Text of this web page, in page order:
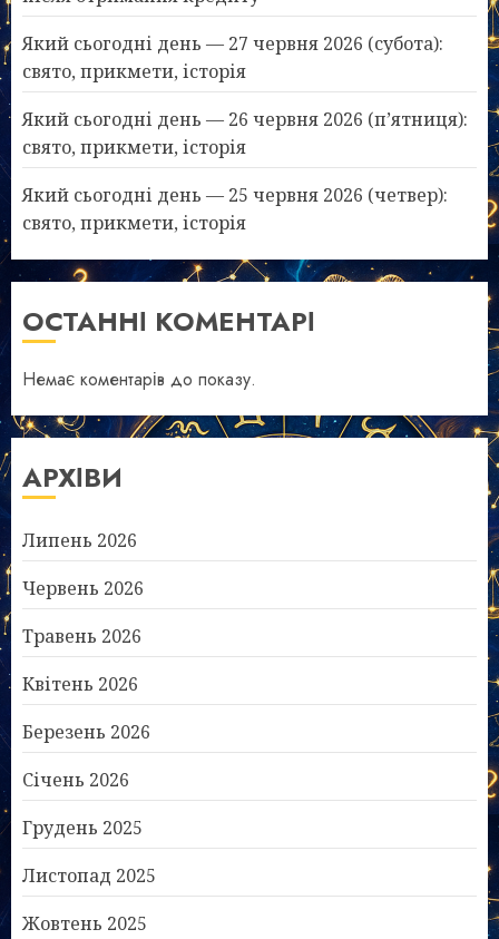
Який сьогодні день — 27 червня 2026 (субота):
свято, прикмети, історія
Який сьогодні день — 26 червня 2026 (п’ятниця):
свято, прикмети, історія
Який сьогодні день — 25 червня 2026 (четвер):
свято, прикмети, історія
ОСТАННІ КОМЕНТАРІ
Немає коментарів до показу.
АРХІВИ
Липень 2026
Червень 2026
Травень 2026
Квітень 2026
Березень 2026
Січень 2026
Грудень 2025
Листопад 2025
Жовтень 2025